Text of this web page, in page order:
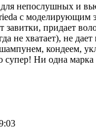
непослушных и
с моделирующим
завитки, придает
не хватает), не
кондеем,
супер! Ни одна